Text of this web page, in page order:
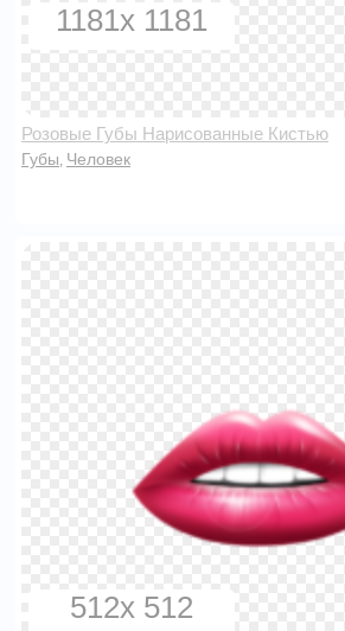
1181x 1181
Розовые Губы Нарисованные Кистью
Губы Человек
512x 512